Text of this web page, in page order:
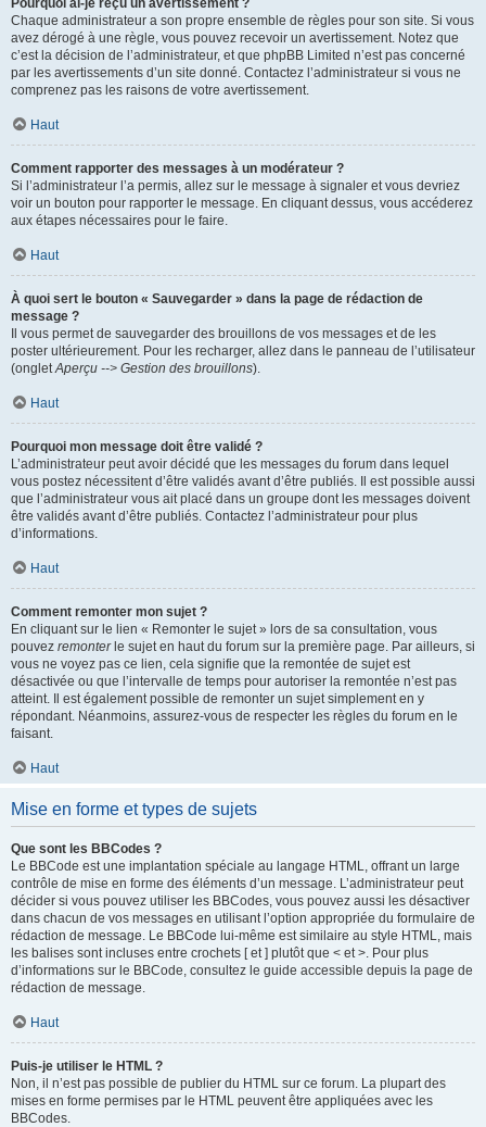
Pourquoi ai-je reçu un avertissement ?
Chaque administrateur a son propre ensemble de règles pour son site. Si vous
avez dérogé à une règle, vous pouvez recevoir un avertissement. Notez que
c’est la décision de l’administrateur, et que phpBB Limited n’est pas concerné
par les avertissements d’un site donné. Contactez l’administrateur si vous ne
comprenez pas les raisons de votre avertissement.
Haut
Comment rapporter des messages à un modérateur ?
Si l’administrateur l’a permis, allez sur le message à signaler et vous devriez
voir un bouton pour rapporter le message. En cliquant dessus, vous accéderez
aux étapes nécessaires pour le faire.
Haut
À quoi sert le bouton « Sauvegarder » dans la page de rédaction de
message ?
Il vous permet de sauvegarder des brouillons de vos messages et de les
poster ultérieurement. Pour les recharger, allez dans le panneau de l’utilisateur
(ongletAperçu --> Gestion des brouillons).
Haut
Pourquoi mon message doit être validé ?
L’administrateur peut avoir décidé que les messages du forum dans lequel
vous postez nécessitent d’être validés avant d’être publiés. Il est possible aussi
que l’administrateur vous ait placé dans un groupe dont les messages doivent
être validés avant d’être publiés. Contactez l’administrateur pour plus
d’informations.
Haut
Comment remonter mon sujet ?
En cliquant sur le lien « Remonter le sujet » lors de sa consultation, vous
pouvez remonterle sujet en haut du forum sur la première page. Par ailleurs, si
vous ne voyez pas ce lien, cela signifie que la remontée de sujet est
désactivée ou que l’intervalle de temps pour autoriser la remontée n’est pas
atteint. Il est également possible de remonter un sujet simplement en y
répondant. Néanmoins, assurez-vous de respecter les règles du forum en le
faisant.
Haut
Mise en forme et types de sujets
Que sont les BBCodes ?
Le BBCode est une implantation spéciale au langage HTML, offrant un large
contrôle de mise en forme des éléments d’un message. L’administrateur peut
décider si vous pouvez utiliser les BBCodes, vous pouvez aussi les désactiver
dans chacun de vos messages en utilisant l’option appropriée du formulaire de
rédaction de message. Le BBCode lui-même est similaire au style HTML, mais
les balises sont incluses entre crochets [ et ] plutôt que < et >. Pour plus
d’informations sur le BBCode, consultez le guide accessible depuis la page de
rédaction de message.
Haut
Puis-je utiliser le HTML ?
Non, il n’est pas possible de publier du HTML sur ce forum. La plupart des
mises en forme permises par le HTML peuvent être appliquées avec les
BBCodes.